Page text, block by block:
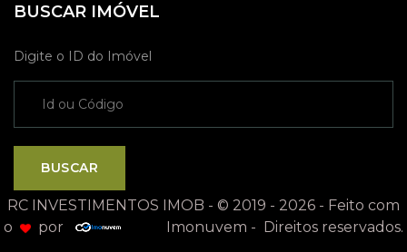
BUSCAR IMÓVEL
Digite o ID do Imóvel
BUSCAR
RC INVESTIMENTOS IMOB - © 2019 - 2026 - Feito com
o
por Imonuvem - Direitos reservados.